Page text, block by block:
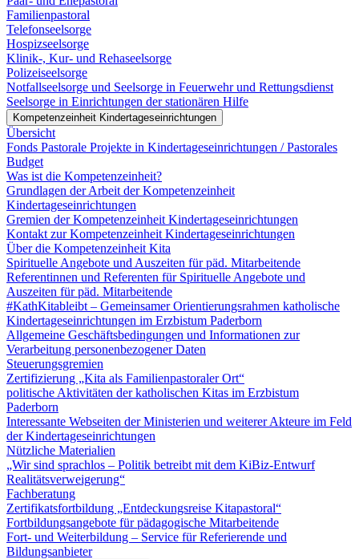
Familienpastoral
Telefonseelsorge
Hospizseelsorge
Klinik-, Kur- und Rehaseelsorge
Polizeiseelsorge
Notfallseelsorge und Seelsorge in Feuerwehr und Rettungsdienst
Seelsorge in Einrichtungen der stationären Hilfe
Kompetenzeinheit Kindertageseinrichtungen
Übersicht
Fonds Pastorale Projekte in Kindertageseinrichtungen / Pastorales
Budget
Was ist die Kompetenzeinheit?
Grundlagen der Arbeit der Kompetenzeinheit
Kindertageseinrichtungen
Gremien der Kompetenzeinheit Kindertageseinrichtungen
Kontakt zur Kompetenzeinheit Kindertageseinrichtungen
Über die Kompetenzeinheit Kita
Spirituelle Angebote und Auszeiten für päd. Mitarbeitende
Referentinnen und Referenten für Spirituelle Angebote und
Auszeiten für päd. Mitarbeitende
#KathKitableibt – Gemeinsamer Orientierungsrahmen katholische
Kindertageseinrichtungen im Erzbistum Paderborn
Allgemeine Geschäftsbedingungen und Informationen zur
Verarbeitung personenbezogener Daten
Steuerungsgremien
Zertifizierung „Kita als Familienpastoraler Ort“
politische Aktivitäten der katholischen Kitas im Erzbistum
Paderborn
Interessante Webseiten der Ministerien und weiterer Akteure im Feld
der Kindertageseinrichtungen
Nützliche Materialien
„Wir sind sprachlos – Politik betreibt mit dem KiBiz-Entwurf
Realitätsverweigerung“
Fachberatung
Zertifikatsfortbildung „Entdeckungsreise Kitapastoral“
Fortbildungsangebote für pädagogische Mitarbeitende
Fort- und Weiterbildung – Service für Referierende und
Bildungsanbieter